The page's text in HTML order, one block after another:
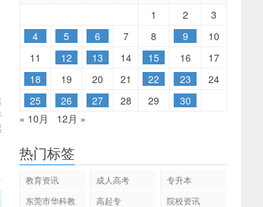
1
2
3
4
5 6 7 8 9
10
11
12 13 14 15 16
17
18
19 20 21 22 23
24
25
26 27 28 29
30
« 10月
12月 »
热门标签
教育资讯 成人高考
专升本
东莞市华科教
高起专
院校资讯